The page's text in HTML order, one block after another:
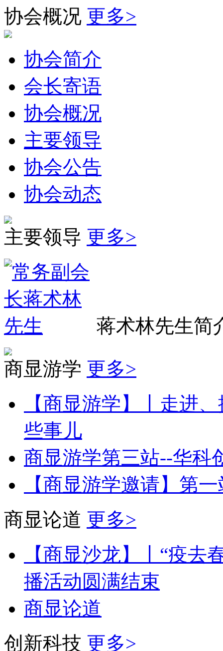
协会概况 更多>
协会简介
会长寄语
协会概况
主要领导
协会公告
协会动态
主要领导 更多>
蒋术林先生简
商显游学 更多>
【商显游学】丨走进
些事儿
商显游学第三站--华科
【商显游学邀请】第
商显论道 更多>
【商显沙龙】丨“疫去
播活动圆满结束
商显论道
创新科技 更多>